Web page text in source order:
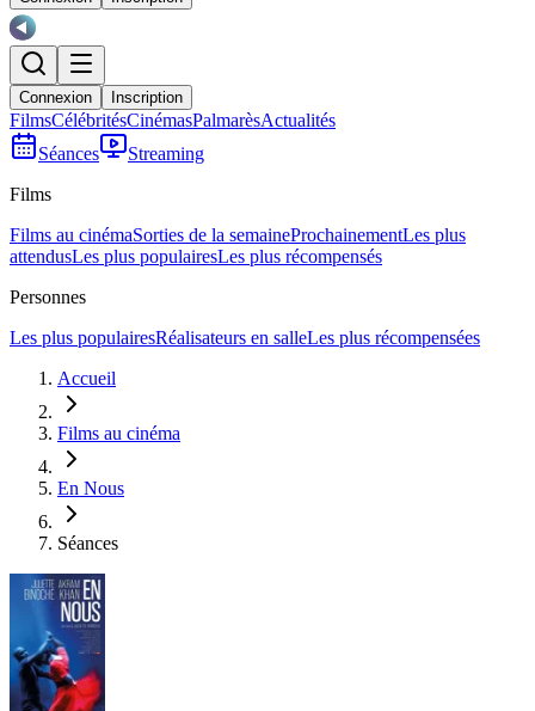
Connexion Inscription
FilmsCélébritésCinémasPalmarèsActualités
Séances
Streaming
Films
Films au cinémaSorties de la semaineProchainementLes plus
attendusLes plus populairesLes plus récompensés
Personnes
Les plus populairesRéalisateurs en salleLes plus récompensées
Accueil
Films au cinéma
En Nous
Séances